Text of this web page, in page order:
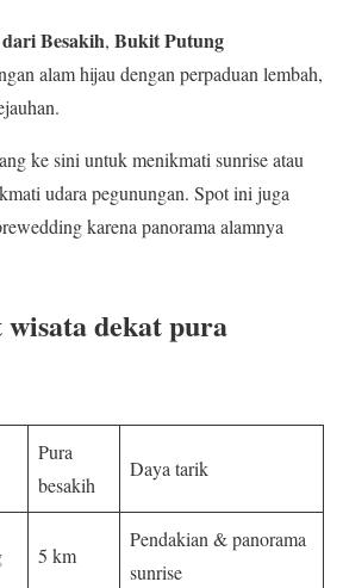
Besakih, Bukit Putung
alam hijau dengan perpaduan lembah,
ke sini untuk menikmati sunrise atau
udara pegunungan. Spot ini juga
karena panorama alamnya
dekat pura
Pura
besakih
Daya tarik
5 km
Pendakian & panorama
sunrise